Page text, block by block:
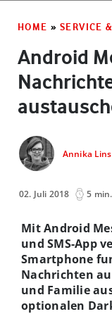
HOME » SERVICE
Android
Annika
02. Juli 2018 5 min.
Mit Android
und SMS-App
Smartphone
Nachrichten
und Familie
optionalen